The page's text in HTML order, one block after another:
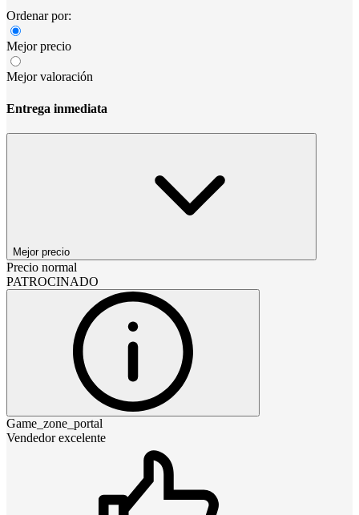
Ordenar por:
Mejor precio
Mejor valoración
Entrega inmediata
Mejor precio
Precio normal
PATROCINADO
Game_zone_portal
Vendedor excelente